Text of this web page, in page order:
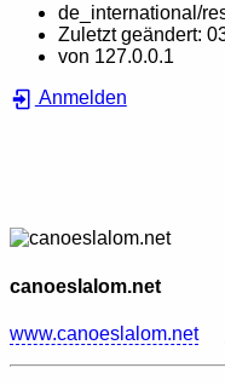
de_international/
Zuletzt geändert:
von 127.0.0.1
Anmelden
canoeslalom.net
www.canoeslalom.net